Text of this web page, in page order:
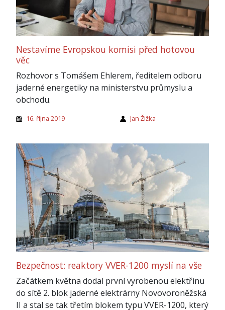
Nestavíme Evropskou komisi před hotovou
věc
Rozhovor s Tomášem Ehlerem, ředitelem odboru
jaderné energetiky na ministerstvu průmyslu a
obchodu.
16. října 2019 Jan Žižka
Bezpečnost: reaktory VVER-1200 myslí na vše
Začátkem května dodal první vyrobenou elektřinu
do sítě 2. blok jaderné elektrárny Novovoroněžská
II a stal se tak třetím blokem typu VVER-1200, který